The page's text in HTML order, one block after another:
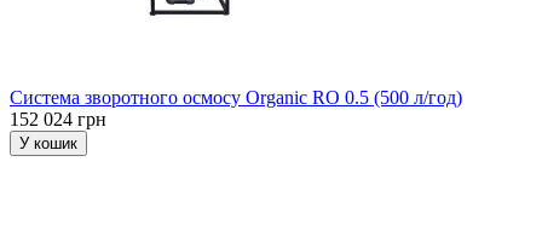
Система зворотного осмосу Organic RO 0.5 (500 л/год)
152 024 грн
У кошик